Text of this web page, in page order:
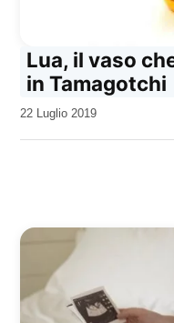
Lua, il vaso
in Tamagotchi
da
22 Luglio 2019